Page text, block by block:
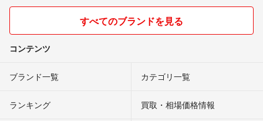
すべてのブランドを見る
コンテンツ
ブランド一覧 カテゴリ一覧
ランキング 買取・相場価格情報